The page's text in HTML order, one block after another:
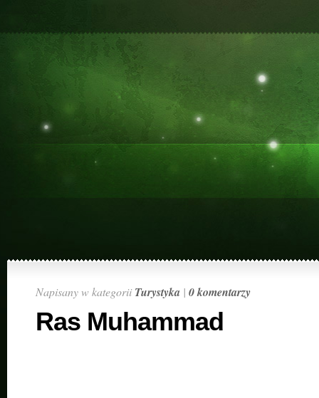
Napisany w kategoriiTurystyka | 0 komentarzy
Ras Muhammad